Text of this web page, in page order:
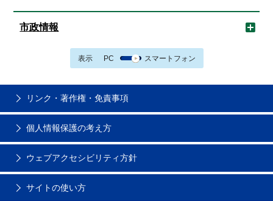
市政情報
表示 PC スマートフォン
リンク・著作権・免責事項
個人情報保護の考え方
ウェブアクセシビリティ方針
サイトの使い方